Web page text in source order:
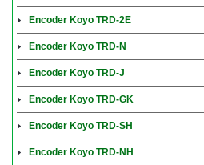
Encoder Koyo TRD-2E
Encoder Koyo TRD-N
Encoder Koyo TRD-J
Encoder Koyo TRD-GK
Encoder Koyo TRD-SH
Encoder Koyo TRD-NH